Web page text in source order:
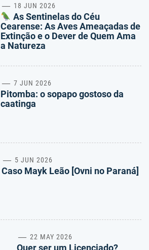
18 JUN 2026
As Sentinelas do Céu
Cearense: As Aves Ameaçadas de
Extinção e o Dever de Quem Ama
a Natureza
7 JUN 2026
Pitomba: o sopapo gostoso da
caatinga
5 JUN 2026
Caso Mayk Leão [Ovni no Paraná]
22 MAY 2026
Quer ser um Licenciado?